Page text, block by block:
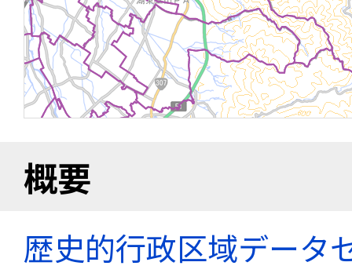
概要
歴史的行政区域データ